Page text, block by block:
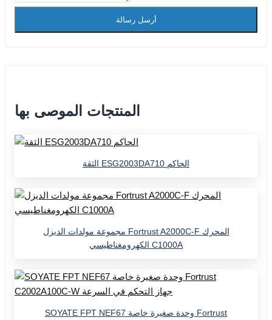
أرسل رسالة
المنتجات الموصى بها
الثقة ESG2003DA710 الحاكم
مجموعة مولدات الديزل Fortrust A2000C-F المحرك
الكهرومغناطيسي C1000A
SOYATE FPT NEF67 وحدة صغيرة خاصة Fortrust